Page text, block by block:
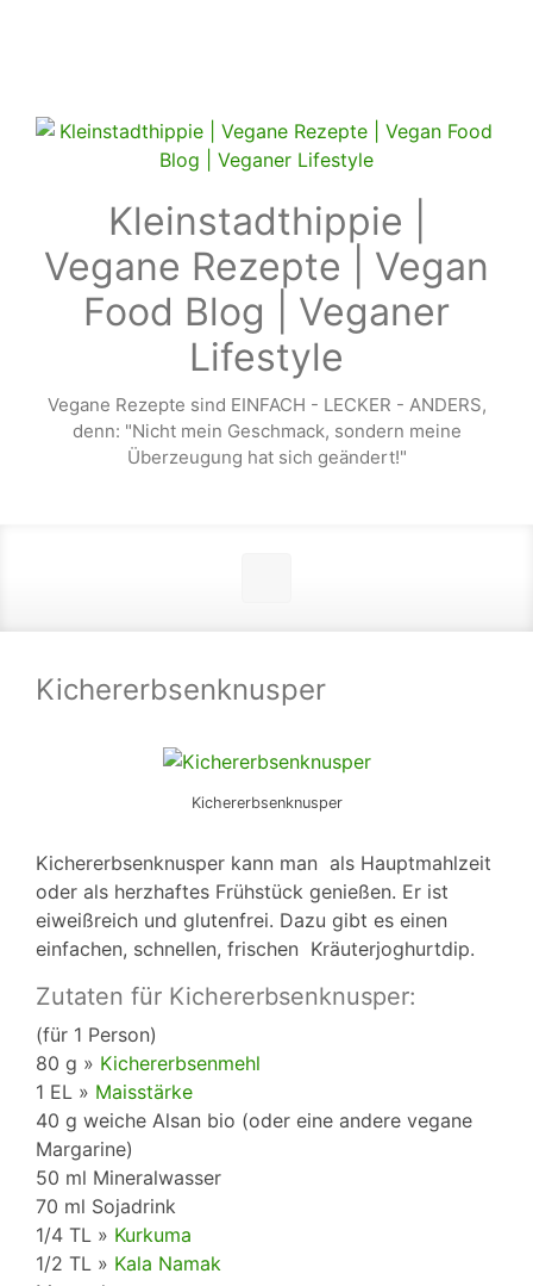
Kleinstadthippie |
Vegane Rezepte | Vegan
Food Blog | Veganer
Lifestyle
Vegane Rezepte sind EINFACH - LECKER - ANDERS,
denn: "Nicht mein Geschmack, sondern meine
Überzeugung hat sich geändert!"
Kichererbsenknusper
Kichererbsenknusper
Kichererbsenknusper kann man als Hauptmahlzeit
oder als herzhaftes Frühstück genießen. Er ist
eiweißreich und glutenfrei. Dazu gibt es einen
einfachen, schnellen, frischen Kräuterjoghurtdip.
Zutaten für Kichererbsenknusper:
(für 1 Person)
80 g » Kichererbsenmehl
1 EL » Maisstärke
40 g weiche Alsan bio (oder eine andere vegane
Margarine)
50 ml Mineralwasser
70 ml Sojadrink
1/4 TL » Kurkuma
1/2 TL » Kala Namak